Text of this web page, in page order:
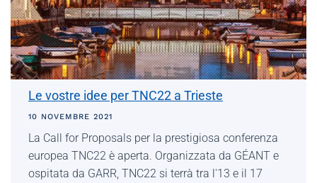
Le vostre idee per TNC22 a Trieste
10 NOVEMBRE 2021
La Call for Proposals per la prestigiosa conferenza
europea TNC22 è aperta. Organizzata da GÉANT e
ospitata da GARR, TNC22 si terrà tra l'13 e il 17